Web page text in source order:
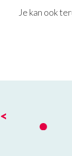
Je kan ook
<